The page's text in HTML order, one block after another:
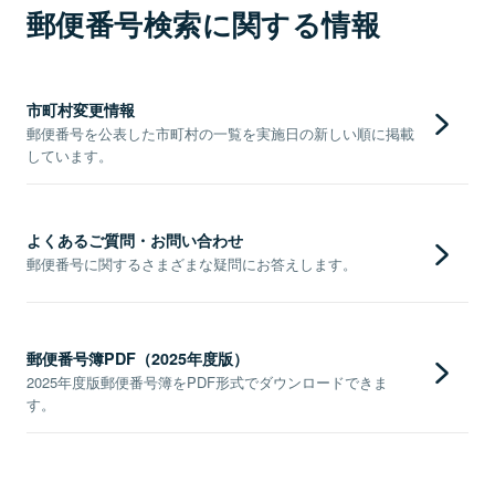
郵便番号検索に関する情報
市町村変更情報
郵便番号を公表した市町村の一覧を実施日の新しい順に掲載
しています。
よくあるご質問・お問い合わせ
郵便番号に関するさまざまな疑問にお答えします。
郵便番号簿PDF（2025年度版）
2025年度版郵便番号簿をPDF形式でダウンロードできま
す。